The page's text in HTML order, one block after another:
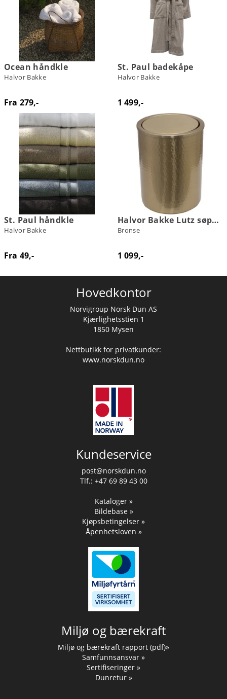
Ocean håndkle
Halvor Bakke
Fra 279,-
St. Paul badekåpe
Halvor Bakke
1 499,-
St. Paul håndkle
Halvor Bakke
Fra 49,-
Halvor Bakke Lutz søppelbøtte
Bronse
1 099,-
Hovedkontor
Norvigroup Norsk Dun AS
Kjærlighetsstien 1
1850 Mysen
Nettbutikk for privatkunder:
www.norskdun.no
Kundeservice
post@norskdun.no
Tlf.: +47 69 89 43 00
Kataloger »
Bildebase »
Kjøpsbetingelser »
Åpenhetsloven »
Miljø og bærekraft
Miljø og bærekraft rapport (pdf)»
Samfunnsansvar »
Sertifiseringer »
Dunretur »